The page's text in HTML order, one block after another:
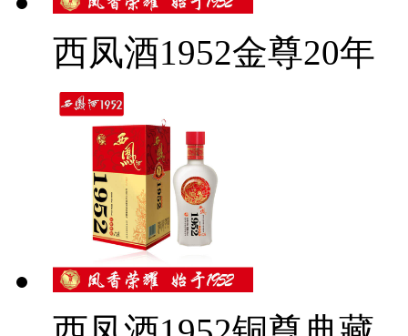
西凤酒1952金尊20年